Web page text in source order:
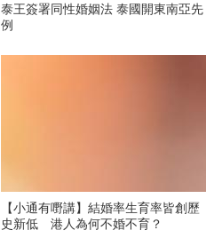
泰王簽署同性婚姻法 泰國開東南亞先
例
【小通有嘢講】結婚率生育率皆創歷
史新低 港人為何不婚不育？